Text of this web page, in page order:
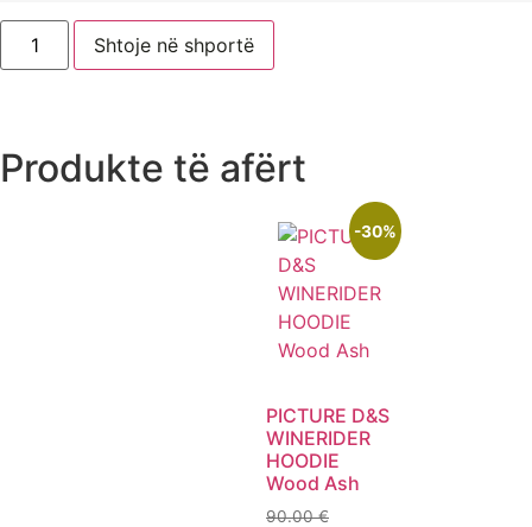
Shtoje në shportë
Produkte të afërt
-30%
PICTURE D&S
WINERIDER
HOODIE
Wood Ash
90.00€